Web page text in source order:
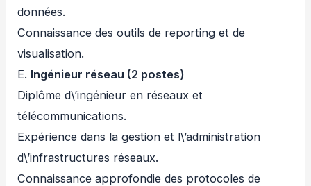
données.
Connaissance des outils de reporting et de
visualisation.
E. Ingénieur réseau (2 postes)
Diplôme d\’ingénieur en réseaux et
télécommunications.
Expérience dans la gestion et l\’administration
d\’infrastructures réseaux.
Connaissance approfondie des protocoles de